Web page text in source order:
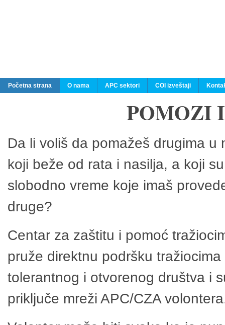
Početna strana O nama APC sektori COI izveštaji
POMOZI
Da li voliš da pomažeš drugima
koji beže od rata i nasilja, a koji
slobodno vreme koje imaš
druge?
Centar za zaštitu i pomoć
pruže direktnu podršku
tolerantnog i otvorenog društva i
priključe mreži APC/CZA